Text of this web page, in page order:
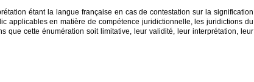
étant la langue française en cas de contestation sur la signification
applicables en matière de compétence juridictionnelle, les juridictions du
que cette énumération soit limitative, leur validité, leur interprétation, leur